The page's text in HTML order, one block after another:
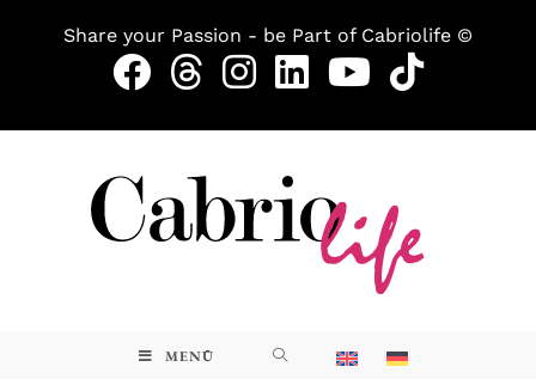
Share your Passion - be Part of Cabriolife ©
MENÜ